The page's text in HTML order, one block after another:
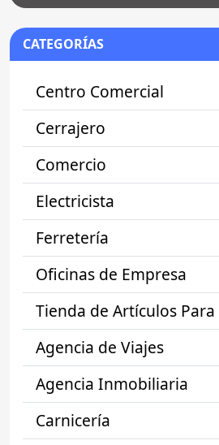
CATEGORÍAS
Centro Comercial
Cerrajero
Comercio
Electricista
Ferretería
Oficinas de Empresa
Tienda de Artículos
Agencia de Viajes
Agencia Inmobiliaria
Carnicería